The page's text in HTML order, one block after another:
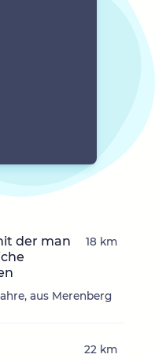
der man
aus Merenberg
18 km
22 km